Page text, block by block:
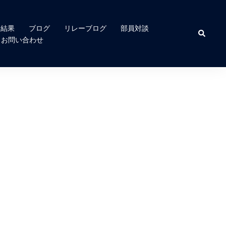
果 ブログ リレーブログ
部員対談
お問い合わせ
検
索